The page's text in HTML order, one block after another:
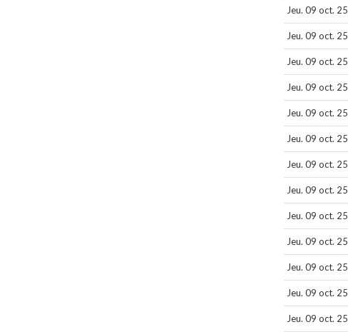
Jeu. 09 oct. 25
Jeu. 09 oct. 25
Jeu. 09 oct. 25
Jeu. 09 oct. 25
Jeu. 09 oct. 25
Jeu. 09 oct. 25
Jeu. 09 oct. 25
Jeu. 09 oct. 25
Jeu. 09 oct. 25
Jeu. 09 oct. 25
Jeu. 09 oct. 25
Jeu. 09 oct. 25
Jeu. 09 oct. 25